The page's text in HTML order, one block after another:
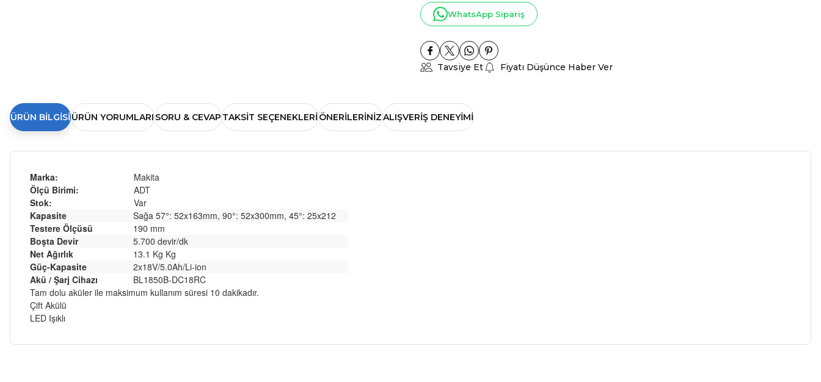
WhatsApp Sipariş
Tavsiye Et Fiyatı Düşünce Haber Ver
ÜRÜN BILGISI ÜRÜN YORUMLARISORU & CEVAPTAKSIT SEÇENEKLERIÖNERILERINIZALIŞVERIŞ DENEYIMI
Marka:
Makita
Ölçü Birimi:
ADT
Stok:
Var
Kapasite
Sağa 57°: 52x163mm, 90°: 52x300mm, 45°: 25x212
Testere Ölçüsü
190 mm
Boşta Devir
5.700 devir/dk
Net Ağırlık
13.1 Kg Kg
Güç-Kapasite
2x18V/5.0Ah/Li-ion
Akü / Şarj Cihazı
BL1850B-DC18RC
Tam dolu aküler ile maksimum kullanım süresi 10 dakikadır.
Çift Akülü
LED Işıklı